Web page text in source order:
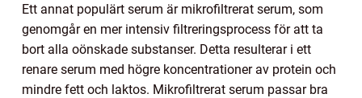
Ett annat populärt serum är mikrofiltrerat serum, som
genomgår en mer intensiv filtreringsprocess för att ta
bort alla oönskade substanser. Detta resulterar i ett
renare serum med högre koncentrationer av protein och
mindre fett och laktos. Mikrofiltrerat serum passar bra